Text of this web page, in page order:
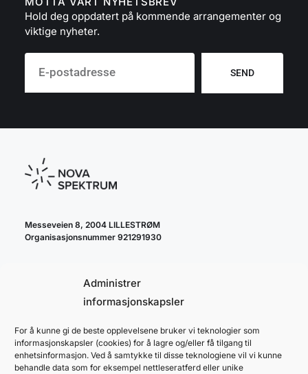
Administrer
informasjonskapsler
For å kunne gi de beste opplevelsene bruker vi teknologier som
informasjonskapsler (cookies) for å lagre og/eller få tilgang til
enhetsinformasjon. Ved å samtykke til disse teknologiene vil vi kunne
behandle data som for eksempel nettleseratferd eller unike
Hold deg oppdatert på kommende arrangementer og
viktige nyheter.
SEND
Messeveien 8, 2004 LILLESTRØM
Organisasjonsnummer 921291930
cookie policy
personvernerklæring